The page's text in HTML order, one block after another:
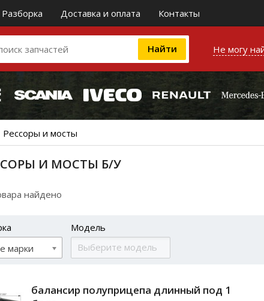
Разборка Доставка и оплата Контакты
Не могу
Рессоры и мосты
И МОСТЫ Б/У
найдено
марки
Модель
балансир полуприцепа длинный под 1